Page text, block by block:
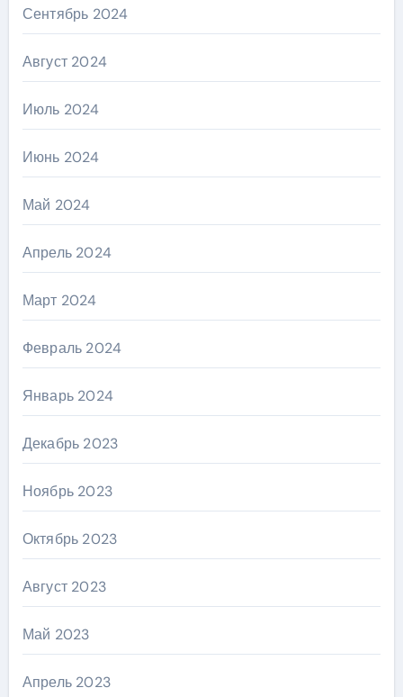
Сентябрь 2024
Август 2024
Июль 2024
Июнь 2024
Май 2024
Апрель 2024
Март 2024
Февраль 2024
Январь 2024
Декабрь 2023
Ноябрь 2023
Октябрь 2023
Август 2023
Май 2023
Апрель 2023